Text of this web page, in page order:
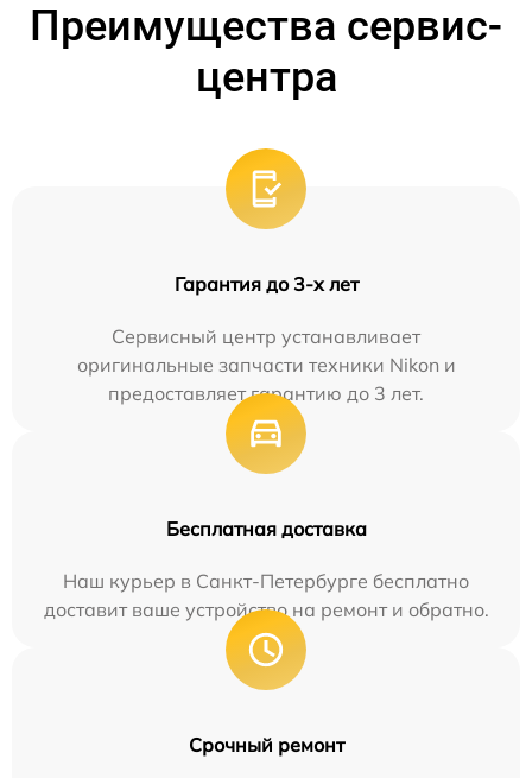
Преимущества сервис-
центра
Гарантия до 3-х лет
Сервисный центр устанавливает
оригинальные запчасти техники Nikon и
предоставляет гарантию до 3 лет.
Бесплатная доставка
Наш курьер в Санкт-Петербурге бесплатно
доставит ваше устройство на ремонт и обратно.
Срочный ремонт